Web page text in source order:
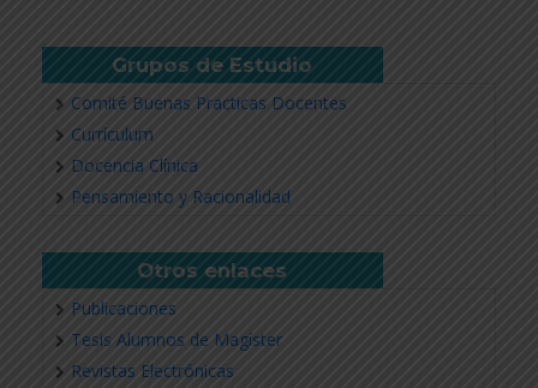
Grupos de Estudio
Comité Buenas Practicas Docentes
Currículum
Docencia Clínica
Pensamiento y Racionalidad
Otros enlaces
Publicaciones
Tesis Alumnos de Magíster
Revistas Electrónicas